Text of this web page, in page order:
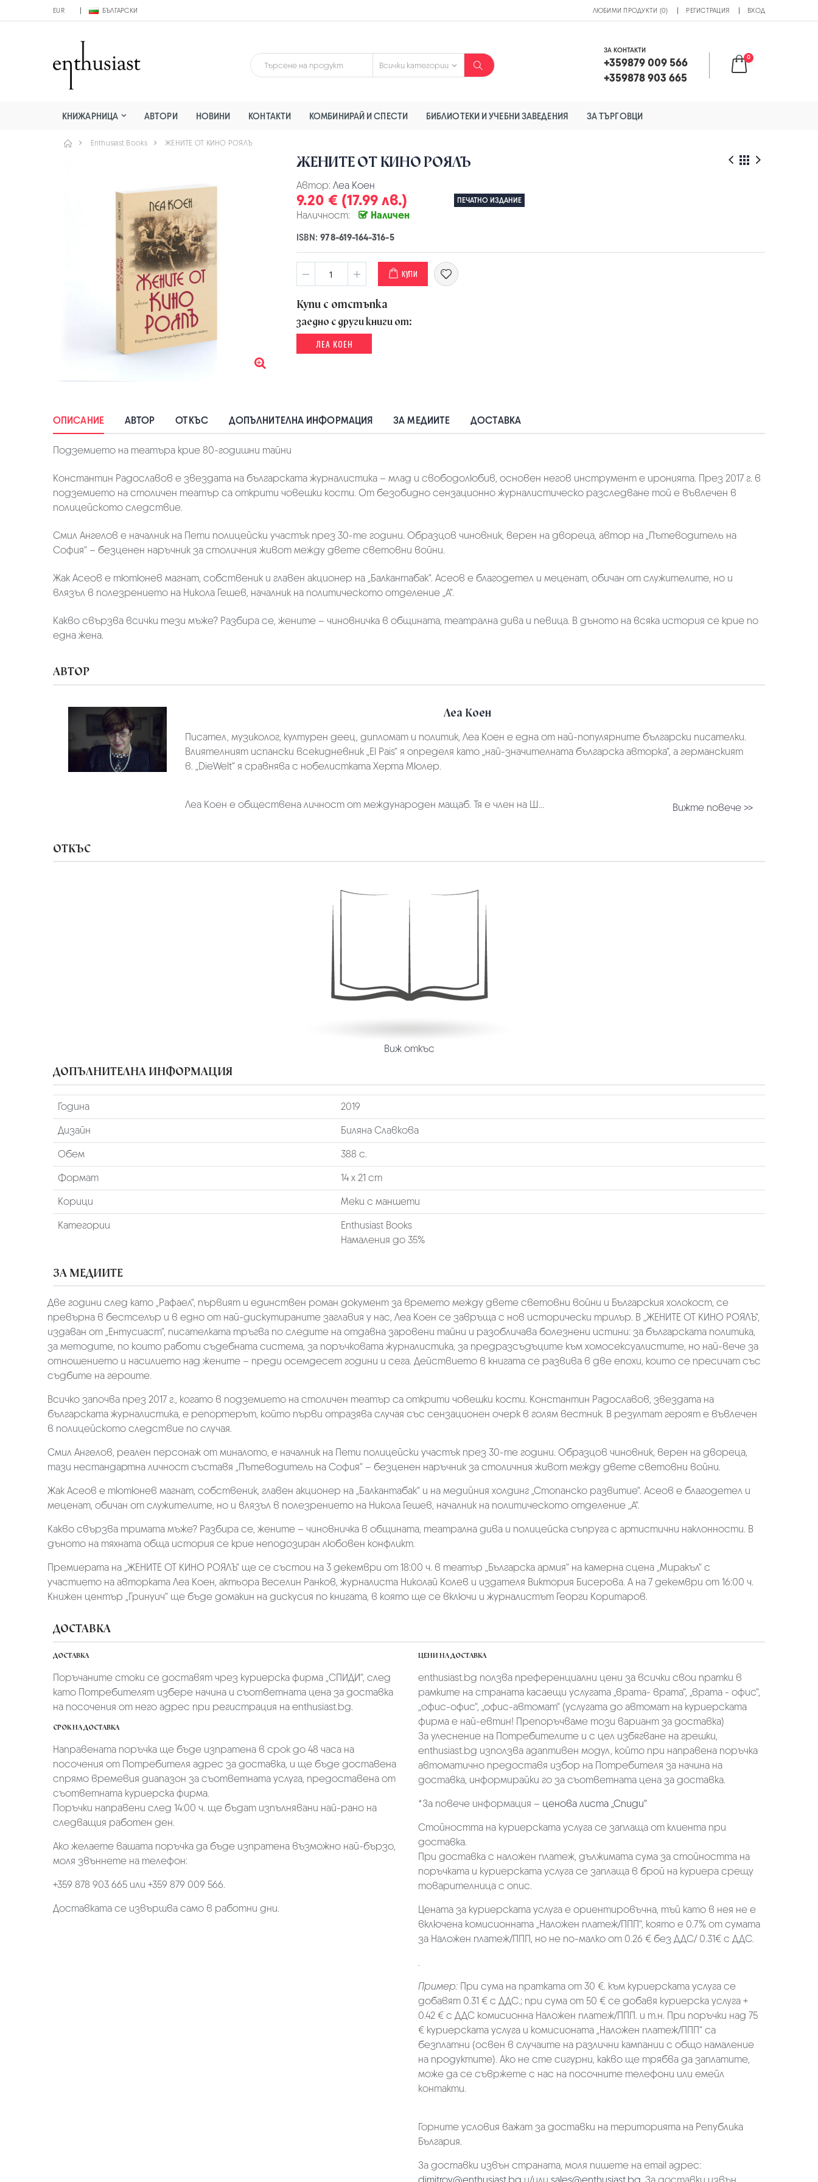
EUR БЪЛГАРСКИ ЛЮБИМИ ПРОДУКТИ (0) РЕГИСТРАЦИЯ ВХОД
ЗА КОНТАКТИ
+359879 009 566
+359878 903 665
0
КНИЖАРНИЦА АВТОРИ НОВИНИ КОНТАКТИ КОМБИНИРАЙ И СПЕСТИ БИБЛИОТЕКИ И УЧЕБНИ ЗАВЕДЕНИЯ ЗА ТЪРГОВЦИ
Enthusiast Books ЖЕНИТЕ ОТ КИНО РОЯЛЪ
ЖЕНИТЕ ОТ КИНО РОЯЛЪ
Автор: Леа Коен
9.20 € (17.99 лв.) ПЕЧАТНО ИЗДАНИЕ
Наличност: Наличен
ISBN:978-619-164-316-5
КУПИ
Купи с отстъпка
заедно с други книги от:
ЛЕА КОЕН
ОПИСАНИЕ АВТОР ОТКЪС ДОПЪЛНИТЕЛНА ИНФОРМАЦИЯ ЗА МЕДИИТЕ ДОСТАВКА
Подземието на театъра крие 80-годишни тайни
Константин Радославов е звездата на българската журналистика – млад и свободолюбив, основен негов инструмент е иронията. През 2017 г. в
подземието на столичен театър са открити човешки кости. От безобидно сензационно журналистическо разследване той е въвлечен в
полицейското следствие.
Смил Ангелов е началник на Пети полицейски участък през 30-те години. Образцов чиновник, верен на двореца, автор на „Пътеводитель на
София“ – безценен наръчник за столичния живот между двете световни войни.
Жак Асеов е тютюнев магнат, собственик и главен акционер на „Балкантабак“. Асеов е благодетел и меценат, обичан от служителите, но и
влязъл в полезрението на Никола Гешев, началник на политическото отделение „А“.
Какво свързва всички тези мъже? Разбира се, жените – чиновничка в общината, театрална дива и певица. В дъното на всяка история се крие по
една жена.
АВТОР
Леа Коен
Писател, музиколог, културен деец, дипломат и политик, Леа Коен е една от най-популярните български писателки.
Влиятелният испански всекидневник „El Pais“ я определя като „най-значителната българска авторка“, а германският
в. „DieWelt“ я сравнява с нобелистката Херта Мюлер.
Леа Коен е обществена личност от международен мащаб. Тя е член на Ш... Вижте повече >>
ОТКЪС
Виж откъс
ДОПЪЛНИТЕЛНА ИНФОРМАЦИЯ
Година
2019
Дизайн
Биляна Славкова
Обем
388 с.
Формат
14 х 21 cm
Корици
Меки с маншети
Категории
Enthusiast Books
Намаления до 35%
ЗА МЕДИИТЕ
Две години след като „Рафаел“, първият и единствен роман документ за времето между двете световни войни и Българския холокост, се
превърна в бестселър и в едно от най-дискутираните заглавия у нас, Леа Коен се завръща с нов исторически трилър. В „ЖЕНИТЕ ОТ КИНО РОЯЛЪ“,
издаван от „Ентусиаст“, писателката тръгва по следите на отдавна заровени тайни и разобличава болезнени истини: за българската политика,
за методите, по които работи съдебната система, за поръчковата журналистика, за предразсъдъците към хомосексуалистите, но най-вече за
отношението и насилието над жените – преди осемдесет години и сега. Действието в книгата се развива в две епохи, които се пресичат със
съдбите на героите.
Всичко започва през 2017 г., когато в подземието на столичен театър са открити човешки кости. Константин Радославов, звездата на
българската журналистика, е репортерът, който първи отразява случая със сензационен очерк в голям вестник. В резултат героят е въвлечен
в полицейското следствие по случая.
Смил Ангелов, реален персонаж от миналото, е началник на Пети полицейски участък през 30-те години. Образцов чиновник, верен на двореца,
тази нестандартна личност съставя „Пътеводитель на София“ – безценен наръчник за столичния живот между двете световни войни.
Жак Асеов е тютюнев магнат, собственик, главен акционер на „Балкантабак“ и на медийния холдинг „Стопанско развитие“. Асеов е благодетел и
меценат, обичан от служителите, но и влязъл в полезрението на Никола Гешев, началник на политическото отделение „А“.
Какво свързва тримата мъже? Разбира се, жените – чиновничка в общината, театрална дива и полицейска съпруга с артистични наклонности. В
дъното на тяхната обща история се крие неподозиран любовен конфликт.
Премиерата на „ЖЕНИТЕ ОТ КИНО РОЯЛЪ“ ще се състои на 3 декември от 18:00 ч. в театър „Българска армия“ на камерна сцена „Миракъл“ с
участието на авторката Леа Коен, актьора Веселин Ранков, журналиста Николай Колев и издателя Виктория Бисерова. А на 7 декември от 16:00 ч.
Книжен център „Гринуич“ ще бъде домакин на дискусия по книгата, в която ще се включи и журналистът Георги Коритаров.
ДОСТАВКА
ДОСТАВКА
Поръчаните стоки се доставят чрез куриерскa фирмa „СПИДИ“, след
като Потребителят избере начина и съответната цена за доставка
на посочения от него адрес при регистрация на enthusiast.bg.
СРОК НА ДОСТАВКА
Направената поръчка ще бъде изпратена в срок до 48 часа на
посочения от Потребителя адрес за доставка, и ще бъде доставена
спрямо времевия диапазон за съответната услуга, предоставена от
съответната куриерска фирма.
Поръчки направени след 14:00 ч. ще бъдат изпълнявани най-рано на
следващия работен ден.
Ако желаете вашата поръчка да бъде изпратена възможно най-бързо,
моля звъннете на телефон:
+359 878 903 665 или +359 879 009 566.
Доставката се извършва само в работни дни.
ЦЕНИ НА ДОСТАВКА
enthusiast.bg ползва преференциални цени за всички свои пратки в
рамките на страната касаещи услугата „врата- врата“, „врата - офис“,
„oфис-офис“, „офис-автомат“ (услугата до автомат на куриерската
фирма е най-евтин! Препоръчваме този вариант за доставка)
За улеснение на Потребителите и с цел избягване на грешки,
enthusiast.bg използва адаптивен модул, който при направена поръчка
автоматично предоставя избор на Потребителя за начина на
доставка, информирайки го за съответната цена за доставка.
*За повече информация – ценова листа „Спиди“
Стойността на куриерската услуга се заплаща от клиента при
доставка.
При доставка с наложен платеж, дължимата сума за стойността на
поръчката и куриерската услуга се заплаща в брой на куриера срещу
товарителница с опис.
Цената за куриерската услуга е ориентировъчна, тъй като в нея не е
включена комисионната „Наложен платеж/ППП“, която е 0.7% от сумата
за Наложен платеж/ППП, но не по-малко от 0.26 € без ДДС/ 0.31€ с ДДС.
.
Пример: При сума на пратката от 30 €. към куриерската услуга се
добавят 0.31 € с ДДС.; при сума от 50 € се добавя куриерска услуга +
0.42 € с ДДС комисионна Наложен платеж/ППП. и т.н. При поръчки над 75
€ куриерската услуга и комисионата „Наложен платеж/ППП“ са
безплатни (освен в случаите на различни кампании с общо намаление
на продуктите). Ако не сте сигурни, какво ще трябва да заплатите,
може да се съвржете с нас на посочните телефони или емейл
контакти.
Горните условия важат за доставки на територията на Република
България.
За доставки извън страната, моля пишете на email адрес: